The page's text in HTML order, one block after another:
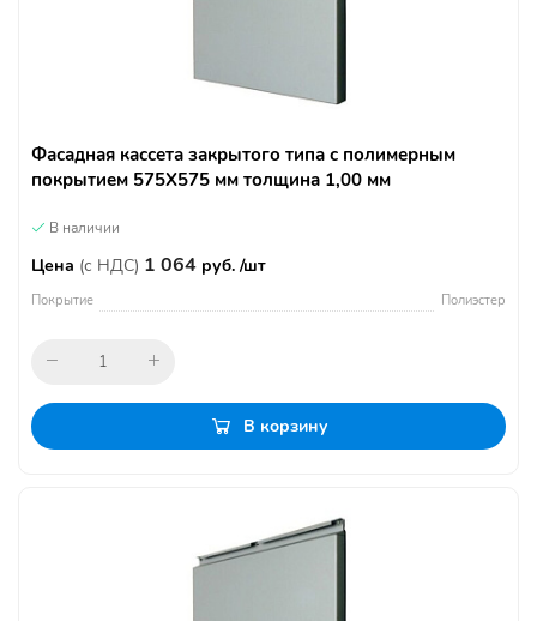
Фасадная кассета закрытого типа с полимерным
покрытием 575Х575 мм толщина 1,00 мм
В наличии
Цена (с НДС) 1 064 руб. /шт
Покрытие Полиэстер
В корзину